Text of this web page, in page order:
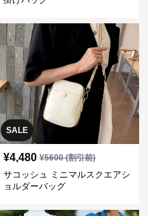
SALE
¥4,480 ¥5600(割引前)
サコッシュ ミニマルスクエアシ
ョルダーバッグ